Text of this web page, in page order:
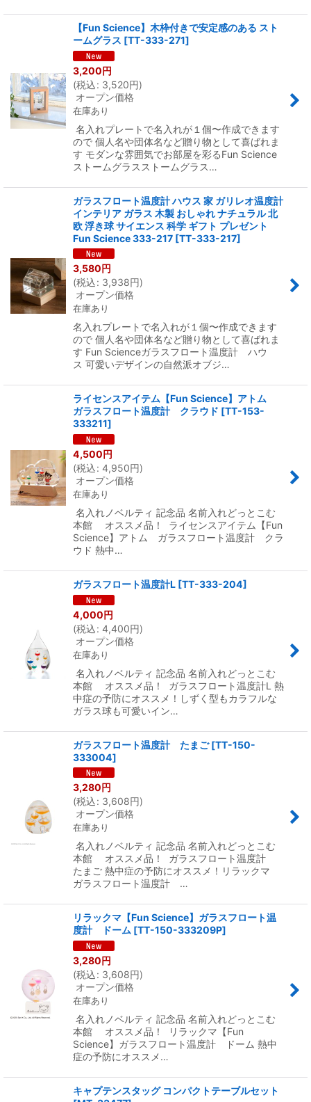
【Fun Science】木枠付きで安定感のある スト
ームグラス [TT-333-271]
3,200円
(税込: 3,520円)
オープン価格
在庫あり
名入れプレートで名入れが１個〜作成できます
ので 個人名や団体名など贈り物として喜ばれま
す モダンな雰囲気でお部屋を彩るFun Science
ストームグラスストームグラス…
ガラスフロート温度計 ハウス 家 ガリレオ温度計
インテリア ガラス 木製 おしゃれ ナチュラル 北
欧 浮き球 サイエンス 科学 ギフト プレゼント
Fun Science 333-217 [TT-333-217]
3,580円
(税込: 3,938円)
オープン価格
在庫あり
名入れプレートで名入れが１個〜作成できます
ので 個人名や団体名など贈り物として喜ばれま
す Fun Scienceガラスフロート温度計 ハウ
ス 可愛いデザインの自然派オブジ…
ライセンスアイテム【Fun Science】アトム
ガラスフロート温度計 クラウド [TT-153-
333211]
4,500円
(税込: 4,950円)
オープン価格
在庫あり
名入れノベルティ 記念品 名前入れどっとこむ
本館 オススメ品！ ライセンスアイテム【Fun
Science】アトム ガラスフロート温度計 クラ
ウド 熱中…
ガラスフロート温度計L [TT-333-204]
4,000円
(税込: 4,400円)
オープン価格
在庫あり
名入れノベルティ 記念品 名前入れどっとこむ
本館 オススメ品！ ガラスフロート温度計L 熱
中症の予防にオススメ！しずく型もカラフルな
ガラス球も可愛いイン…
ガラスフロート温度計 たまご [TT-150-
333004]
3,280円
(税込: 3,608円)
オープン価格
在庫あり
名入れノベルティ 記念品 名前入れどっとこむ
本館 オススメ品！ ガラスフロート温度計
たまご 熱中症の予防にオススメ！リラックマ
ガラスフロート温度計 …
リラックマ【Fun Science】ガラスフロート温
度計 ドーム [TT-150-333209P]
3,280円
(税込: 3,608円)
オープン価格
在庫あり
名入れノベルティ 記念品 名前入れどっとこむ
本館 オススメ品！ リラックマ【Fun
Science】ガラスフロート温度計 ドーム 熱中
症の予防にオススメ…
キャプテンスタッグ コンパクトテーブルセット